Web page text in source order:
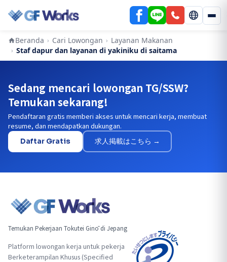
Beranda › Cari Lowongan › Layanan Makanan
› Staf dapur dan layanan di yakiniku di saitama
Sedang mencari lowongan TG/SSW?
Temukan sekarang!
Pendaftaran gratis memberi akses untuk mencari kerja, membuat
resume, dan mendapatkan dukungan.
Daftar Gratis 求人掲載はこちら →
Temukan Pekerjaan Tokutei Ginō di Jepang
Platform lowongan kerja untuk pekerja
Berketerampilan Khusus (Specified